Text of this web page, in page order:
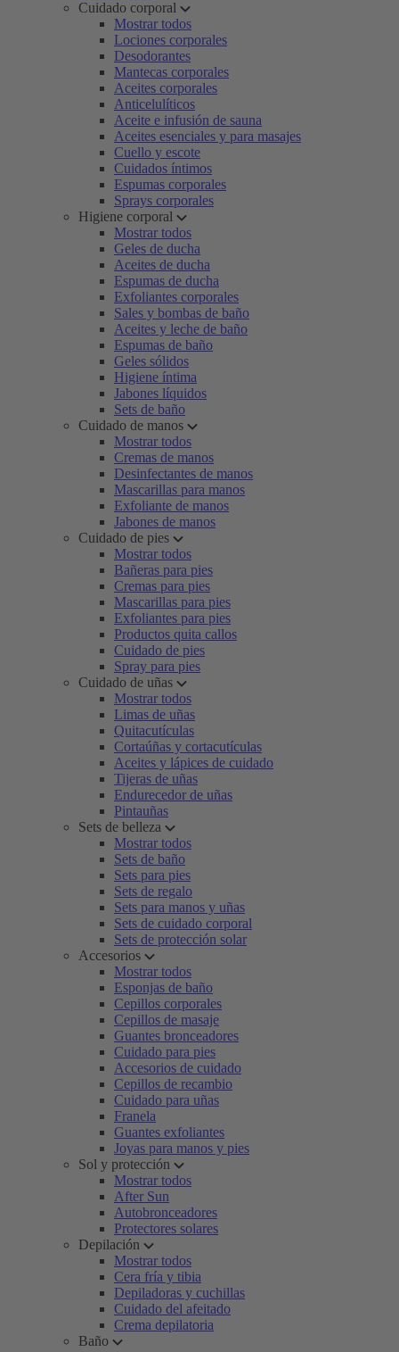
Cuidado corporal
Mostrar todos
Lociones corporales
Desodorantes
Mantecas corporales
Aceites corporales
Anticelulíticos
Aceite e infusión de sauna
Aceites esenciales y para masajes
Cuello y escote
Cuidados íntimos
Espumas corporales
Sprays corporales
Higiene corporal
Mostrar todos
Geles de ducha
Aceites de ducha
Espumas de ducha
Exfoliantes corporales
Sales y bombas de baño
Aceites y leche de baño
Espumas de baño
Geles sólidos
Higiene íntima
Jabones líquidos
Sets de baño
Cuidado de manos
Mostrar todos
Cremas de manos
Desinfectantes de manos
Mascarillas para manos
Exfoliante de manos
Jabones de manos
Cuidado de pies
Mostrar todos
Bañeras para pies
Cremas para pies
Mascarillas para pies
Exfoliantes para pies
Productos quita callos
Cuidado de pies
Spray para pies
Cuidado de uñas
Mostrar todos
Limas de uñas
Quitacutículas
Cortaúñas y cortacutículas
Aceites y lápices de cuidado
Tijeras de uñas
Endurecedor de uñas
Pintauñas
Sets de belleza
Mostrar todos
Sets de baño
Sets para pies
Sets de regalo
Sets para manos y uñas
Sets de cuidado corporal
Sets de protección solar
Accesorios
Mostrar todos
Esponjas de baño
Cepillos corporales
Cepillos de masaje
Guantes bronceadores
Cuidado para pies
Accesorios de cuidado
Cepillos de recambio
Cuidado para uñas
Franela
Guantes exfoliantes
Joyas para manos y pies
Sol y protección
Mostrar todos
After Sun
Autobronceadores
Protectores solares
Depilación
Mostrar todos
Cera fría y tibia
Depiladoras y cuchillas
Cuidado del afeitado
Crema depilatoria
Baño